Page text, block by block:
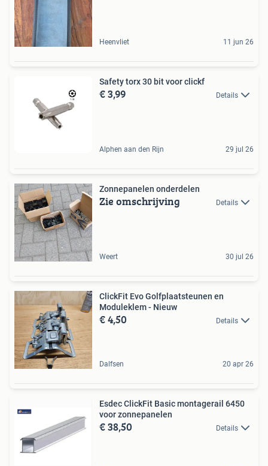
Heenvliet 11 jun 26
Safety torx 30 bit voor clickf
€ 3,99 Details
Alphen aan den Rijn 29 jul 26
Zonnepanelen onderdelen
Zie omschrijving Details
Weert 30 jul 26
ClickFit Evo Golfplaatsteunen en
Moduleklem - Nieuw
€ 4,50 Details
Dalfsen 20 apr 26
Esdec ClickFit Basic montagerail 6450
voor zonnepanelen
€ 38,50 Details